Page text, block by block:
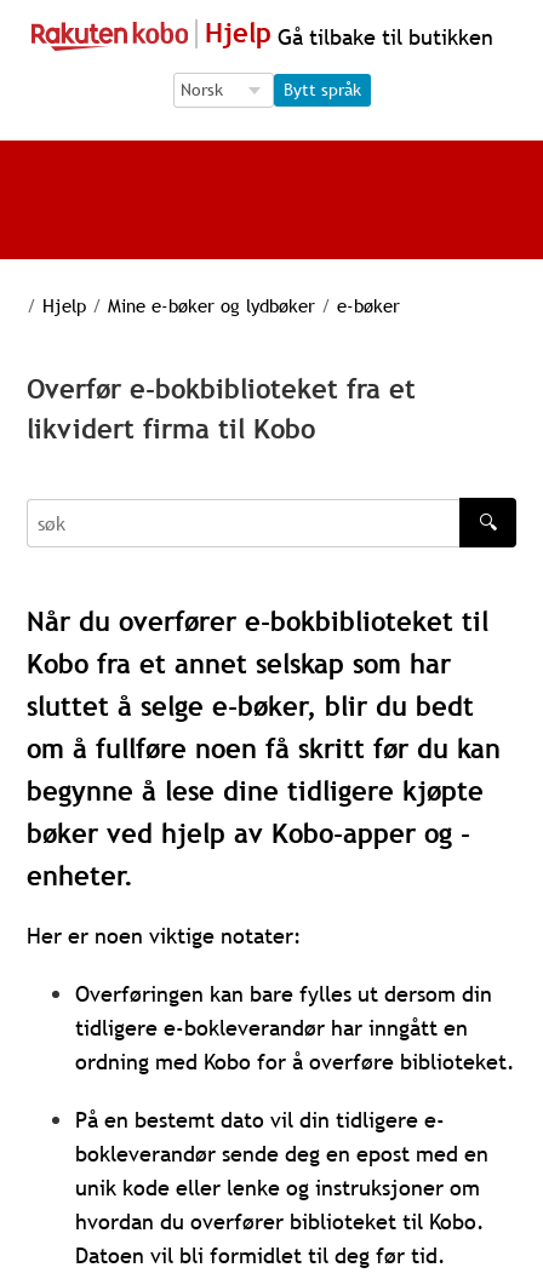
Hjelp Gå tilbake til butikken
Language Selection
Language Selection
Bytt språk
/ Hjelp / Mine e-bøker og lydbøker / e-bøker
Overfør e-bokbiblioteket fra et
likvidert firma til Kobo
søk
🔍
Når du overfører e-bokbiblioteket til
Kobo fra et annet selskap som har
sluttet å selge e-bøker, blir du bedt
om å fullføre noen få skritt før du kan
begynne å lese dine tidligere kjøpte
bøker ved hjelp av Kobo-apper og -
enheter.
Her er noen viktige notater:
Overføringen kan bare fylles ut dersom din
tidligere e-bokleverandør har inngått en
ordning med Kobo for å overføre biblioteket.
På en bestemt dato vil din tidligere e-
bokleverandør sende deg en epost med en
unik kode eller lenke og instruksjoner om
hvordan du overfører biblioteket til Kobo.
Datoen vil bli formidlet til deg før tid.